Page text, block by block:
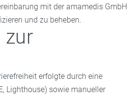
mit der amamedis GmbH
und zu beheben.
zur
erfolgte durch eine
Lighthouse) sowie manueller